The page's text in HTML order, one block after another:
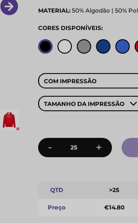
MATERIAL:50% Algodão | 50%
CORES DISPONÍVEIS:
COM IMPRESSÃO
TAMANHO DA IMPRESSÃO
- +
QTD >25
Preço €14.80